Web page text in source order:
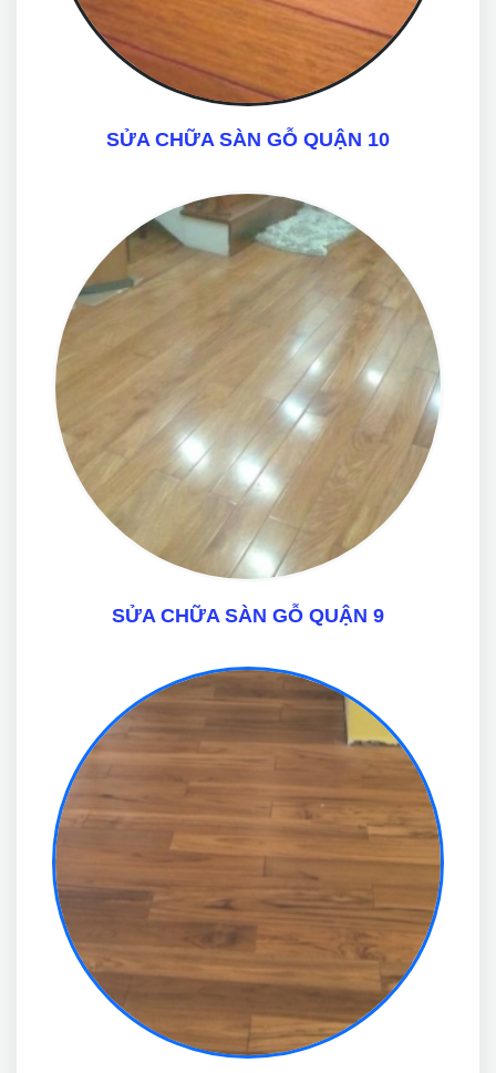
SỬA CHỮA SÀN GỖ QUẬN 10
SỬA CHỮA SÀN GỖ QUẬN 9